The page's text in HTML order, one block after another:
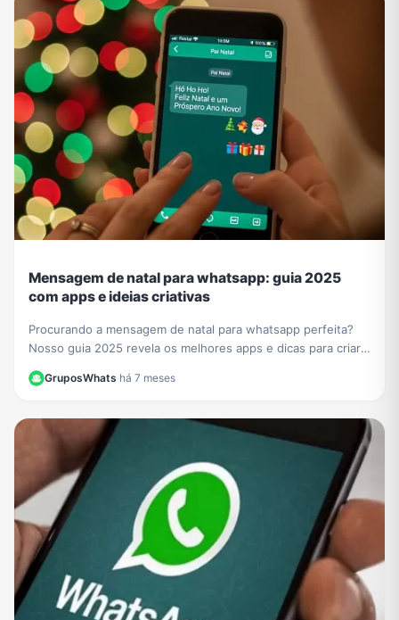
Mensagem de natal para whatsapp: guia 2025
com apps e ideias criativas
Procurando a mensagem de natal para whatsapp perfeita?
Nosso guia 2025 revela os melhores apps e dicas para criar
GruposWhats·há 7 meses